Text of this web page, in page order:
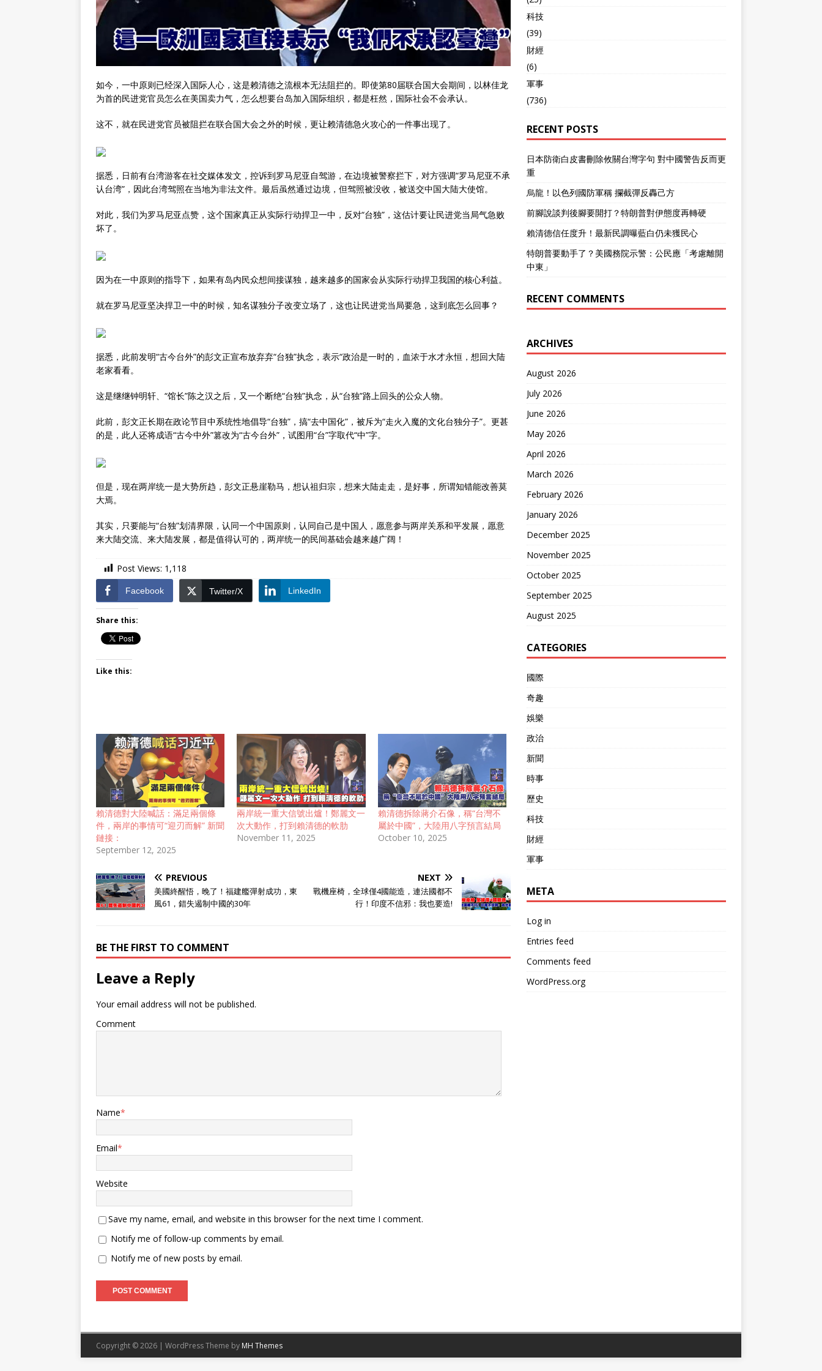
如今，一中原则已经深入国际人心，这是赖清德之流根本无法阻拦的。即使第80届联合国大会期间，以林佳龙
为首的民进党官员怎么在美国卖力气，怎么想要台岛加入国际组织，都是枉然，国际社会不会承认。
这不，就在民进党官员被阻拦在联合国大会之外的时候，更让赖清德急火攻心的一件事出现了。
据悉，日前有台湾游客在社交媒体发文，控诉到罗马尼亚自驾游，在边境被警察拦下，对方强调“罗马尼亚不承
认台湾”，因此台湾驾照在当地为非法文件。最后虽然通过边境，但驾照被没收，被送交中国大陆大使馆。
对此，我们为罗马尼亚点赞，这个国家真正从实际行动捍卫一中，反对“台独”，这估计要让民进党当局气急败
坏了。
因为在一中原则的指导下，如果有岛内民众想间接谋独，越来越多的国家会从实际行动捍卫我国的核心利益。
就在罗马尼亚坚决捍卫一中的时候，知名谋独分子改变立场了，这也让民进党当局要急，这到底怎么回事？
据悉，此前发明“古今台外”的彭文正宣布放弃弃“台独”执念，表示“政治是一时的，血浓于水才永恒，想回大陆
老家看看。
这是继继钟明轩、“馆长”陈之汉之后，又一个断绝“台独”执念，从“台独”路上回头的公众人物。
此前，彭文正长期在政论节目中系统性地倡导“台独”，搞“去中国化”，被斥为“走火入魔的文化台独分子”。更甚
的是，此人还将成语“古今中外”篡改为“古今台外”，试图用“台”字取代“中”字。
但是，现在两岸统一是大势所趋，彭文正悬崖勒马，想认祖归宗，想来大陆走走，是好事，所谓知错能改善莫
大焉。
其实，只要能与“台独”划清界限，认同一个中国原则，认同自己是中国人，愿意参与两岸关系和平发展，愿意
来大陆交流、来大陆发展，都是值得认可的，两岸统一的民间基础会越来越广阔！
Post Views: 1,118
Facebook Twitter/X LinkedIn
Share this:
Like this:
賴清德對大陸喊話：滿足兩個條
件，兩岸的事情可“迎刃而解” 新聞
鏈接：
September 12, 2025
兩岸統一重大信號出爐！鄭麗文一
次大動作，打到賴清德的軟肋
November 11, 2025
賴清德拆除蔣介石像，稱“台灣不
屬於中國”，大陸用八字預言結局
October 10, 2025
PREVIOUS
美國終醒悟，晚了！福建艦彈射成功，東
風61，錯失遏制中國的30年
NEXT
戰機座椅，全球僅4國能造，連法國都不
行！印度不信邪：我也要造!
BE THE FIRST TO COMMENT
Leave a Reply
Your email address will not be published.
Comment
Name*
Email*
Website
Save my name, email, and website in this browser for the next time I comment.
Notify me of follow-up comments by email.
Notify me of new posts by email.
科技
(39)
財經
(6)
軍事
(736)
RECENT POSTS
日本防衛白皮書刪除攸關台灣字句 對中國警告反而更
重
烏龍！以色列國防軍稱 攔截彈反轟己方
前腳說談判後腳要開打？特朗普對伊態度再轉硬
賴清德信任度升！最新民調曝藍白仍未獲民心
特朗普要動手了？美國務院示警：公民應「考慮離開
中東」
RECENT COMMENTS
ARCHIVES
August 2026
July 2026
June 2026
May 2026
April 2026
March 2026
February 2026
January 2026
December 2025
November 2025
October 2025
September 2025
August 2025
CATEGORIES
國際
奇趣
娛樂
政治
新聞
時事
歷史
科技
財經
軍事
META
Log in
Entries feed
Comments feed
WordPress.org
Copyright © 2026 | WordPress Theme by MH Themes